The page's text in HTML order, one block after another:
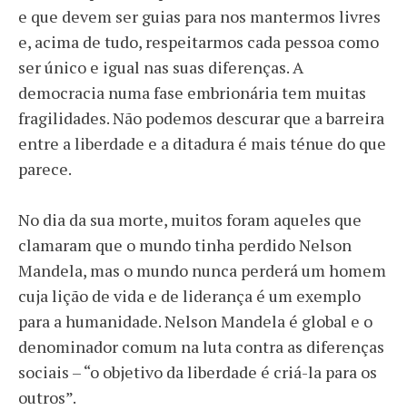
e que devem ser guias para nos mantermos livres
e, acima de tudo, respeitarmos cada pessoa como
ser único e igual nas suas diferenças. A
democracia numa fase embrionária tem muitas
fragilidades. Não podemos descurar que a barreira
entre a liberdade e a ditadura é mais ténue do que
parece.
No dia da sua morte, muitos foram aqueles que
clamaram que o mundo tinha perdido Nelson
Mandela, mas o mundo nunca perderá um homem
cuja lição de vida e de liderança é um exemplo
para a humanidade. Nelson Mandela é global e o
denominador comum na luta contra as diferenças
sociais – “o objetivo da liberdade é criá-la para os
outros”.